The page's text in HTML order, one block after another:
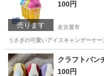
売ります
100円
名古屋市
うさぎの可愛いアイスキャンデーケ
愛知 名古屋市 生活雑貨
100円